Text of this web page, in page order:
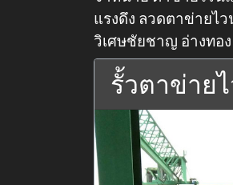
แรงดึง ลวดตาข่ายไ
วิเศษชัยชาญ อ่างทอ
รั้วตาข่าย